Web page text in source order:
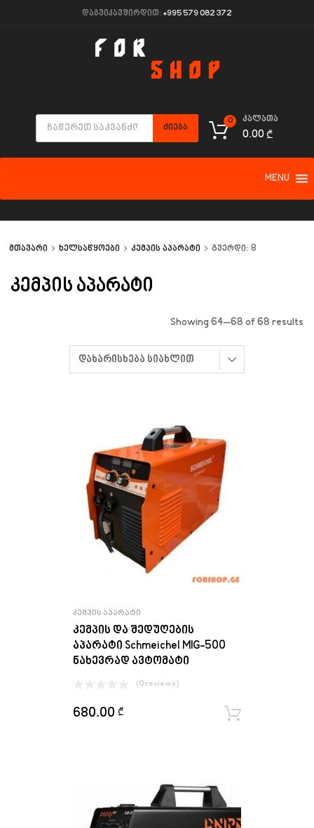
დაგვიკავშირდით:+995 579 082 372
ᲫᲘᲔᲑᲐ
კალათა
0.00 ₾
0
MENU
მთავარი ხელსაწყოები კემპის აპარატი გვერდი: 8
კემპის აპარატი
Showing 64–68 of 68 results
ᲙᲔᲛᲞᲘᲡ ᲐᲞᲐᲠᲐᲢᲘ
კემპის და შედუღების
აპარატი Schmeichel MIG-500
ნახევრად ავტომატი
(0 reviews)
680.00 ₾